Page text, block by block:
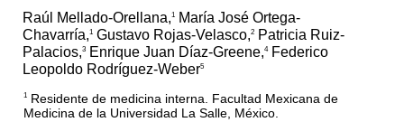
Raúl Mellado-Orellana,1
María José Ortega-
Chavarría,1 Gustavo Rojas-Velasco,2
Patricia Ruiz-
Palacios,3 Enrique Juan Díaz-Greene,4Federico
Leopoldo Rodríguez-Weber5
1 Residente de medicina interna. Facultad Mexicana de
Medicina de la Universidad La Salle, México.